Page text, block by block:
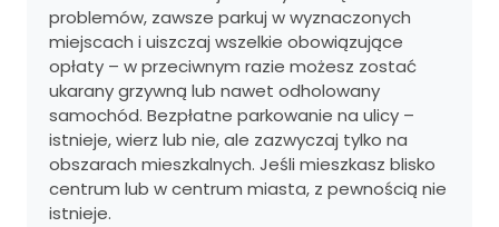
problemów, zawsze parkuj w wyznaczonych
miejscach i uiszczaj wszelkie obowiązujące
opłaty – w przeciwnym razie możesz zostać
ukarany grzywną lub nawet odholowany
samochód. Bezpłatne parkowanie na ulicy – ​​
istnieje, wierz lub nie, ale zazwyczaj tylko na
obszarach mieszkalnych. Jeśli mieszkasz blisko
centrum lub w centrum miasta, z pewnością nie
istnieje.